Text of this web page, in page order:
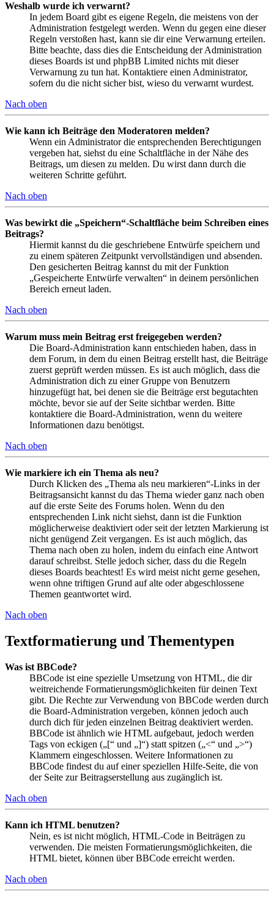
Weshalb wurde ich verwarnt?
In jedem Board gibt es eigene Regeln, die meistens von der
Administration festgelegt werden. Wenn du gegen eine dieser
Regeln verstoßen hast, kann sie dir eine Verwarnung erteilen.
Bitte beachte, dass dies die Entscheidung der Administration
dieses Boards ist und phpBB Limited nichts mit dieser
Verwarnung zu tun hat. Kontaktiere einen Administrator,
sofern du die nicht sicher bist, wieso du verwarnt wurdest.
Nach oben
Wie kann ich Beiträge den Moderatoren melden?
Wenn ein Administrator die entsprechenden Berechtigungen
vergeben hat, siehst du eine Schaltfläche in der Nähe des
Beitrags, um diesen zu melden. Du wirst dann durch die
weiteren Schritte geführt.
Nach oben
Was bewirkt die „Speichern“-Schaltfläche beim Schreiben eines
Beitrags?
Hiermit kannst du die geschriebene Entwürfe speichern und
zu einem späteren Zeitpunkt vervollständigen und absenden.
Den gesicherten Beitrag kannst du mit der Funktion
„Gespeicherte Entwürfe verwalten“ in deinem persönlichen
Bereich erneut laden.
Nach oben
Warum muss mein Beitrag erst freigegeben werden?
Die Board-Administration kann entschieden haben, dass in
dem Forum, in dem du einen Beitrag erstellt hast, die Beiträge
zuerst geprüft werden müssen. Es ist auch möglich, dass die
Administration dich zu einer Gruppe von Benutzern
hinzugefügt hat, bei denen sie die Beiträge erst begutachten
möchte, bevor sie auf der Seite sichtbar werden. Bitte
kontaktiere die Board-Administration, wenn du weitere
Informationen dazu benötigst.
Nach oben
Wie markiere ich ein Thema als neu?
Durch Klicken des „Thema als neu markieren“-Links in der
Beitragsansicht kannst du das Thema wieder ganz nach oben
auf die erste Seite des Forums holen. Wenn du den
entsprechenden Link nicht siehst, dann ist die Funktion
möglicherweise deaktiviert oder seit der letzten Markierung ist
nicht genügend Zeit vergangen. Es ist auch möglich, das
Thema nach oben zu holen, indem du einfach eine Antwort
darauf schreibst. Stelle jedoch sicher, dass du die Regeln
dieses Boards beachtest! Es wird meist nicht gerne gesehen,
wenn ohne triftigen Grund auf alte oder abgeschlossene
Themen geantwortet wird.
Nach oben
Textformatierung und Thementypen
Was ist BBCode?
BBCode ist eine spezielle Umsetzung von HTML, die dir
weitreichende Formatierungsmöglichkeiten für deinen Text
gibt. Die Rechte zur Verwendung von BBCode werden durch
die Board-Administration vergeben, können jedoch auch
durch dich für jeden einzelnen Beitrag deaktiviert werden.
BBCode ist ähnlich wie HTML aufgebaut, jedoch werden
Tags von eckigen („[“ und „]“) statt spitzen („<“ und „>“)
Klammern eingeschlossen. Weitere Informationen zu
BBCode findest du auf einer speziellen Hilfe-Seite, die von
der Seite zur Beitragserstellung aus zugänglich ist.
Nach oben
Kann ich HTML benutzen?
Nein, es ist nicht möglich, HTML-Code in Beiträgen zu
verwenden. Die meisten Formatierungsmöglichkeiten, die
HTML bietet, können über BBCode erreicht werden.
Nach oben